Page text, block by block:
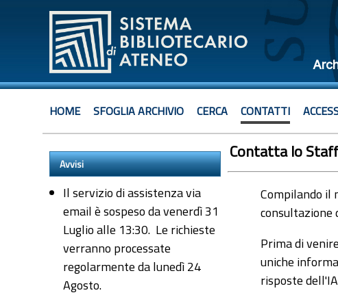
HOME SFOGLIA ARCHIVIO CERCA CONTATTI
Avvisi
Il servizio di assistenza via
email è sospeso da venerdì 31
Luglio alle 13:30. Le richieste
verranno processate
regolarmente da lunedì 24
Agosto.
Contatta lo
Compilando il
consultazione
Prima di
uniche
risposte